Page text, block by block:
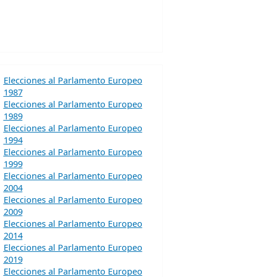
Elecciones al Parlamento Europeo
1987
Elecciones al Parlamento Europeo
1989
Elecciones al Parlamento Europeo
1994
Elecciones al Parlamento Europeo
1999
Elecciones al Parlamento Europeo
2004
Elecciones al Parlamento Europeo
2009
Elecciones al Parlamento Europeo
2014
Elecciones al Parlamento Europeo
2019
Elecciones al Parlamento Europeo